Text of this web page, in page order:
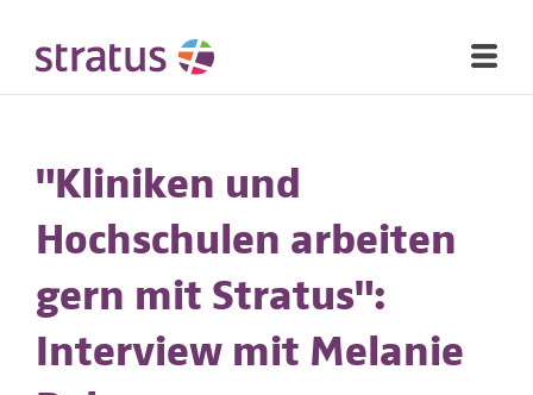
"Kliniken und
Hochschulen arbeiten
gern mit Stratus":
Interview mit Melanie